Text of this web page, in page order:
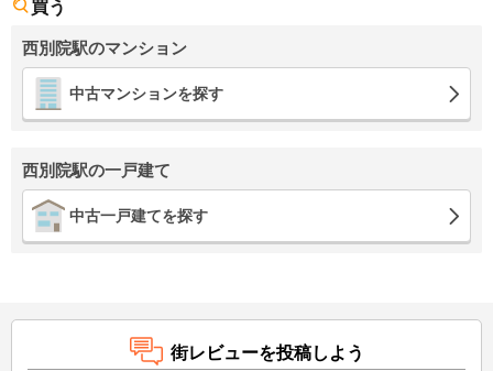
買う
西別院駅のマンション
中古マンションを探す
西別院駅の一戸建て
中古一戸建てを探す
街レビューを投稿しよう